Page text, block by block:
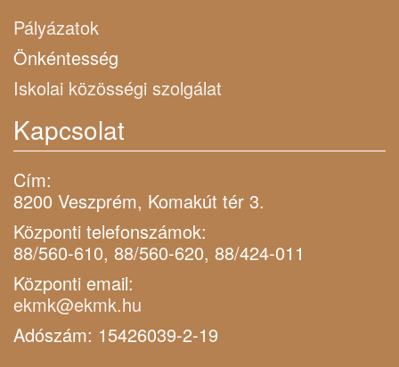
Pályázatok
Önkéntesség
Iskolai közösségi szolgálat
Kapcsolat
Cím:
8200 Veszprém, Komakút tér 3.
Központi telefonszámok:
88/560-610, 88/560-620, 88/424-011
Központi email:
ekmk@ekmk.hu
Adószám: 15426039-2-19